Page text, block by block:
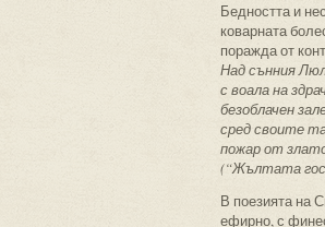
Бедността и
коварната
поражда от
Над сънния
с воала на
безоблачен
сред своите
пожар от
(“Жълтата
В поезията на
ефирно, с